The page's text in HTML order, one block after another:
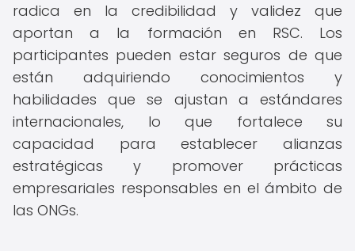
radica en la credibilidad y validez que
aportan a la formación en RSC. Los
participantes pueden estar seguros de que
están adquiriendo conocimientos y
habilidades que se ajustan a estándares
internacionales, lo que fortalece su
capacidad para establecer alianzas
estratégicas y promover prácticas
empresariales responsables en el ámbito de
las ONGs.